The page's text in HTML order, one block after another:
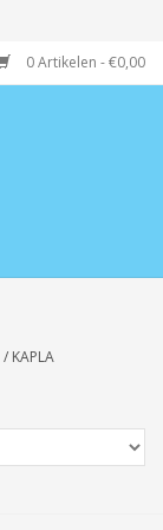
0 Artikelen - €0,00
/ KAPLA